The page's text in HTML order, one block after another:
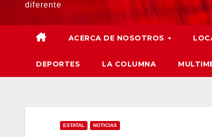
diferente
ACERCA DE NOSOTROS
DEPORTES LA COLUMNA
ESTATAL NOTICIAS